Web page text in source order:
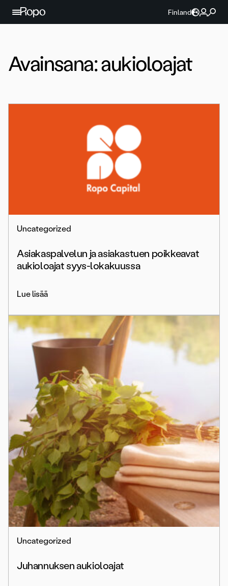
Jatka sisältöön
Finland
Avainsana:aukioloajat
Uncategorized
Asiakaspalvelun ja asiakastuen poikkeavat
aukioloajat syys-lokakuussa
Lue lisää
Uncategorized
Juhannuksen aukioloajat